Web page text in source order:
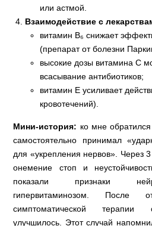
или астмой.
Взаимодействие с
витамин В₆ снижает
(препарат от болезни
высокие дозы витамина С
всасывание антибиотиков;
витамин Е усиливает
кровотечений).
Мини‑история: ко мне
самостоятельно принимал
для «укрепления нервов». Через
онемение стоп и
показали признаки
гипервитаминозом. После
симптоматической терапии
улучшилось. Этот случай